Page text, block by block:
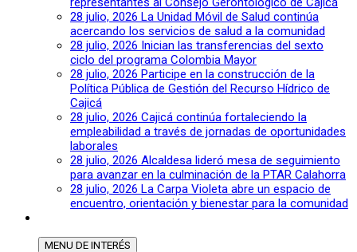
28 julio, 2026 La Unidad Móvil de Salud continúa
acercando los servicios de salud a la comunidad
28 julio, 2026 Inician las transferencias del sexto
ciclo del programa Colombia Mayor
28 julio, 2026 Participe en la construcción de la
Política Pública de Gestión del Recurso Hídrico de
Cajicá
28 julio, 2026 Cajicá continúa fortaleciendo la
empleabilidad a través de jornadas de oportunidades
laborales
28 julio, 2026 Alcaldesa lideró mesa de seguimiento
para avanzar en la culminación de la PTAR Calahorra
28 julio, 2026 La Carpa Violeta abre un espacio de
encuentro, orientación y bienestar para la comunidad
MENU DE INTERÉS